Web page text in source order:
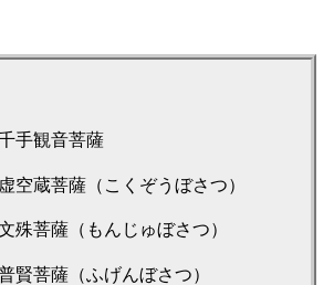
手観音菩薩
空蔵菩薩（こくぞうぼさつ）
殊菩薩（もんじゅぼさつ）
賢菩薩（ふげんぼさつ）